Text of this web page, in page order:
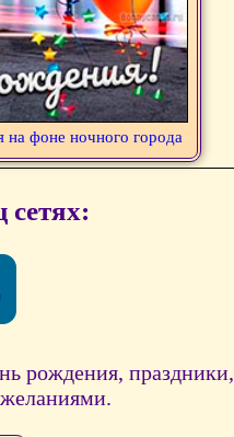
фоне ночного города
рождения, праздники,